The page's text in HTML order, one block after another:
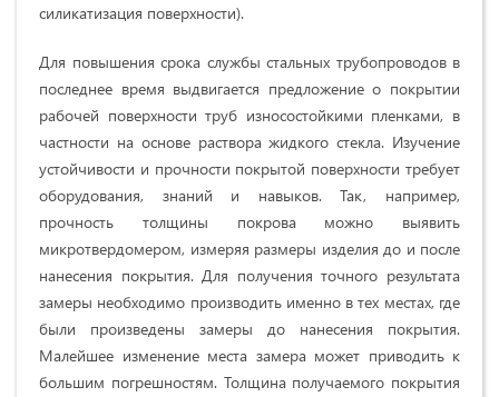
силикатизация поверхности).
Для повышения срока службы стальных трубопроводов в
последнее время выдвигается предложение о покрытии
рабочей поверхности труб износостойкими пленками, в
частности на основе раствора жидкого стекла. Изучение
устойчивости и прочности покрытой поверхности требует
оборудования, знаний и навыков. Так, например,
прочность толщины покрова можно выявить
микротвердомером, измеряя размеры изделия до и после
нанесения покрытия. Для получения точного результата
замеры необходимо производить именно в тех местах, где
были произведены замеры до нанесения покрытия.
Малейшее изменение места замера может приводить к
большим погрешностям. Толщина получаемого покрытия